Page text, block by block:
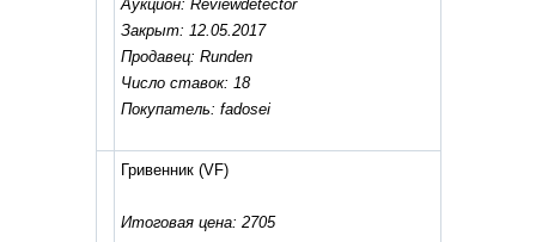
Аукцион: Reviewdetector
Закрыт: 12.05.2017
Продавец: Runden
Число ставок: 18
Покупатель: fadosei
Гривенник(VF)
Итоговая цена: 2705